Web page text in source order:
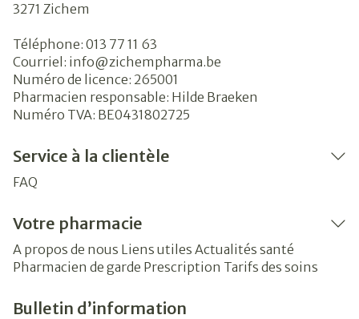
3271 Zichem
Téléphone: 013 77 11 63
Courriel: info@zichempharma.be
Numéro de licence: 265001
Pharmacien responsable: Hilde Braeken
Numéro TVA: BE0431802725
Service à la clientèle
FAQ
Votre pharmacie
A propos de nous Liens utiles Actualités santé
Pharmacien de garde Prescription Tarifs des soins
Bulletin d’information